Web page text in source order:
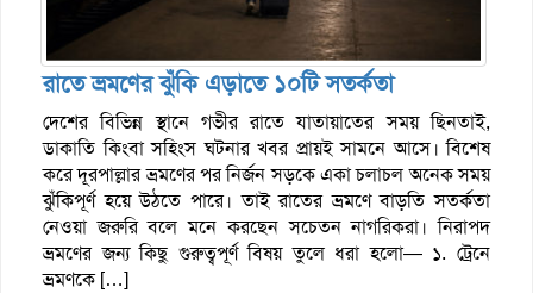
রাতে ভ্রমণের ঝুঁকি এড়াতে ১০টি সতর্কতা
দেশের বিভিন্ন স্থানে গভীর রাতে যাতায়াতের সময় ছিনতাই,
ডাকাতি কিংবা সহিংস ঘটনার খবর প্রায়ই সামনে আসে। বিশেষ
করে দূরপাল্লার ভ্রমণের পর নির্জন সড়কে একা চলাচল অনেক সময়
ঝুঁকিপূর্ণ হয়ে উঠতে পারে। তাই রাতের ভ্রমণে বাড়তি সতর্কতা
নেওয়া জরুরি বলে মনে করছেন সচেতন নাগরিকরা। নিরাপদ
ভ্রমণের জন্য কিছু গুরুত্বপূর্ণ বিষয় তুলে ধরা হলো— ১. ট্রেনে
ভ্রমণকে […]